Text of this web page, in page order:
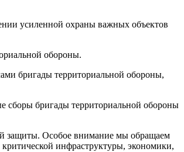
усиленной охраны важных объектов
обороны.
бригады территориальной обороны,
сборы бригады территориальной обороны
защиты. Особое внимание мы обращаем
инфраструктуры, экономики,